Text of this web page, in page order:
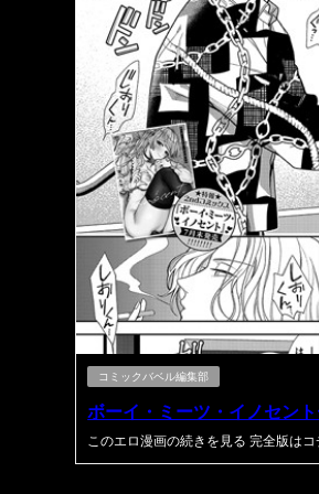
コミックバベル編集部
ボーイ・ミーツ・イノセン
このエロ漫画の続きを見る 完全版は